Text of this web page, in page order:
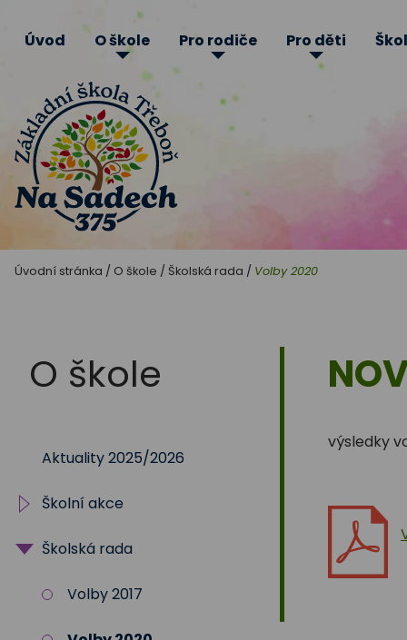
Základní
Třeboň
Sadech
375
Úvod O škole Pro rodiče Pro děti
Úvodní stránka / O škole / Školská rada / Volby 2020
výsledky
O škole
Aktuality 2025/2026
Školní akce
2025/2026
2024/2025
Školská rada
Volby 2017